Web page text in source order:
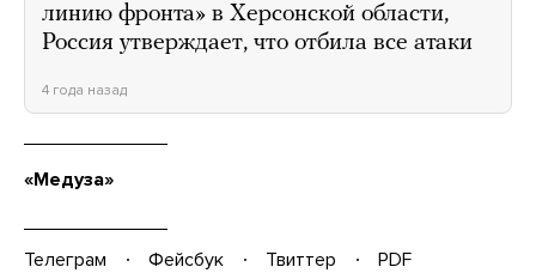
линию фронта» в Херсонской области,
Россия утверждает, что отбила все атаки
4 года назад
«Медуза»
Телеграм Фейсбук Твиттер
PDF